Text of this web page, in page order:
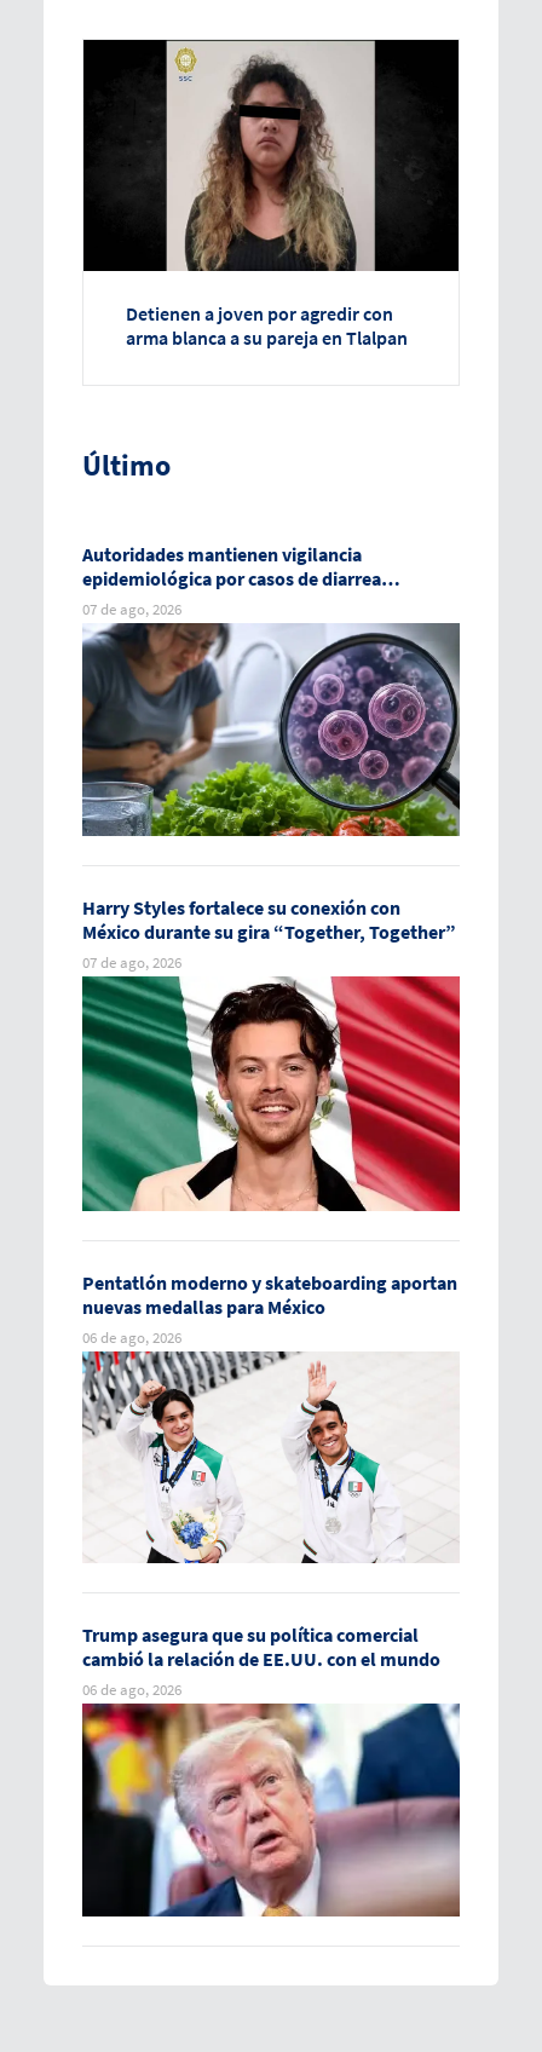
Detienen a joven por agredir con
arma blanca a su pareja en Tlalpan
Último
Autoridades mantienen vigilancia
epidemiológica por casos de diarrea
explosiva en México
07 de ago, 2026
Harry Styles fortalece su conexión con
México durante su gira “Together, Together”
07 de ago, 2026
Pentatlón moderno y skateboarding aportan
nuevas medallas para México
06 de ago, 2026
Trump asegura que su política comercial
cambió la relación de EE.UU. con el mundo
06 de ago, 2026